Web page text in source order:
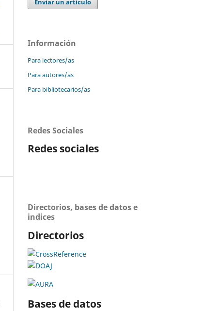
Enviar un artículo
Información
Para lectores/as
Para autores/as
Para bibliotecarios/as
Redes Sociales
Redes sociales
Directorios, bases de datos e
indices
Directorios
Bases de datos